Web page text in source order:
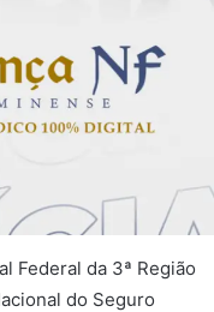
Federal da 3ª Região
do Seguro